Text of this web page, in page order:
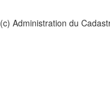
(c) Administration du